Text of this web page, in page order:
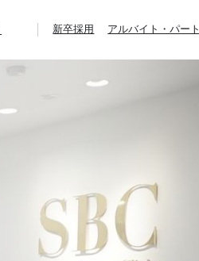
新卒採用 アルバイト・パート